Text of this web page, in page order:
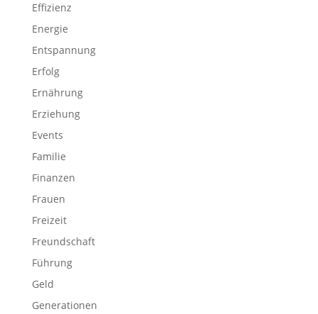
Effizienz
Energie
Entspannung
Erfolg
Ernährung
Erziehung
Events
Familie
Finanzen
Frauen
Freizeit
Freundschaft
Führung
Geld
Generationen